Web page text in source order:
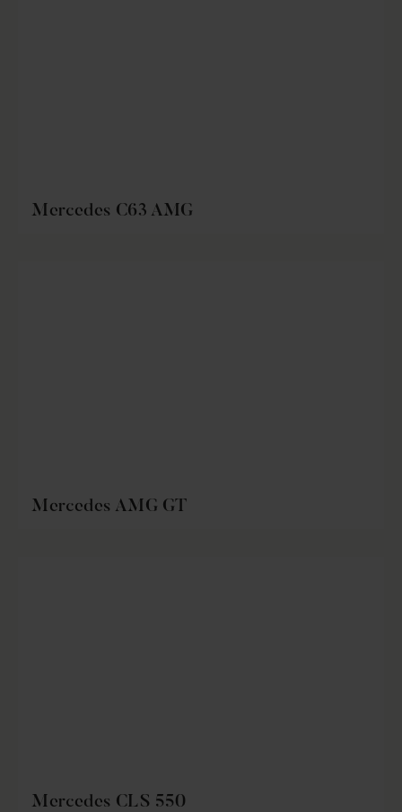
Mercedes C63 AMG
Mercedes AMG GT
Mercedes CLS 550